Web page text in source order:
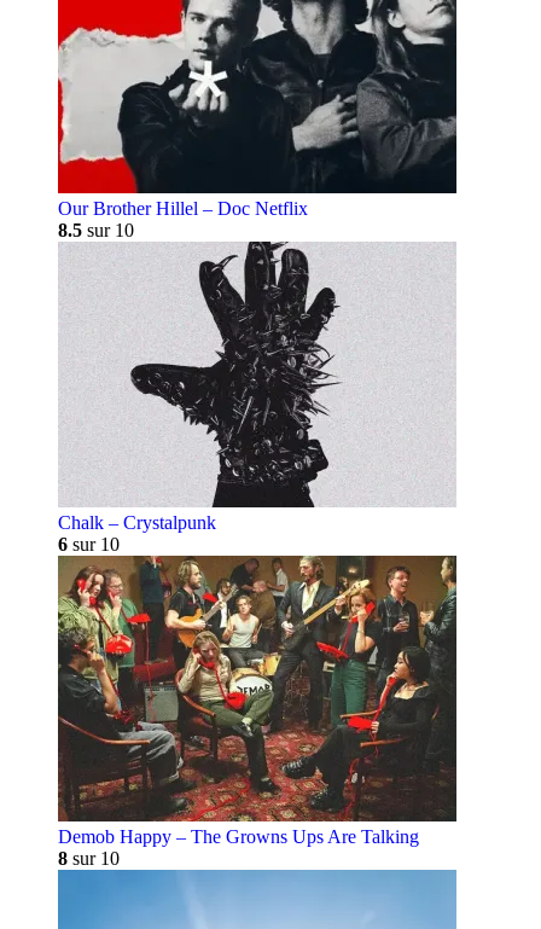
Our Brother Hillel – Doc Netflix
8.5 sur 10
Chalk – Crystalpunk
6 sur 10
Demob Happy – The Growns Ups Are Talking
8 sur 10